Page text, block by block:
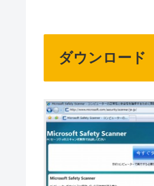
ダウンロード